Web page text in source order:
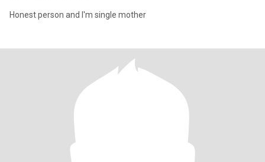
Honest person and I'm single mother